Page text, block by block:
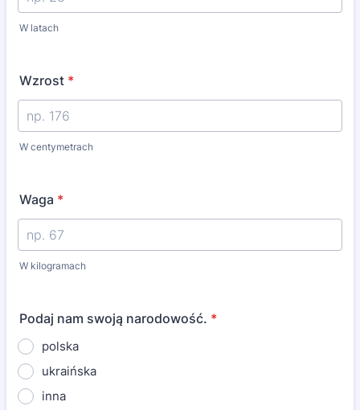
W latach
Wzrost *
W centymetrach
Waga *
W kilogramach
Podaj nam swoją narodowość. *
polska
ukraińska
inna